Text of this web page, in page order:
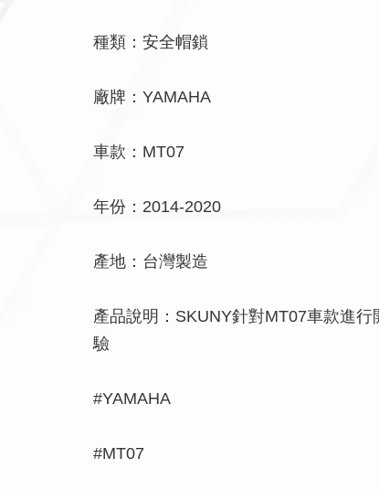
種類：安全帽鎖
廠牌：YAMAHA
車款：MT07
年份：2014-2020
產地：台灣製造
產品說明：SKUNY針對MT07車款進
驗
#YAMAHA
#MT07